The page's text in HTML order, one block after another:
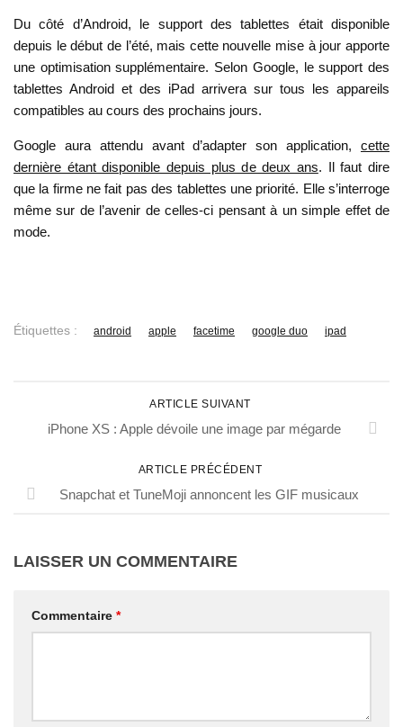
Du côté d’Android, le support des tablettes était disponible
depuis le début de l’été, mais cette nouvelle mise à jour apporte
une optimisation supplémentaire. Selon Google, le support des
tablettes Android et des iPad arrivera sur tous les appareils
compatibles au cours des prochains jours.
Google aura attendu avant d’adapter son application, cette
dernière étant disponible depuis plus de deux ans. Il faut dire
que la firme ne fait pas des tablettes une priorité. Elle s’interroge
même sur de l’avenir de celles-ci pensant à un simple effet de
mode.
Étiquettes : android apple facetime google duo ipad
ARTICLE SUIVANT
iPhone XS : Apple dévoile une image par mégarde
ARTICLE PRÉCÉDENT
Snapchat et TuneMoji annoncent les GIF musicaux
LAISSER UN COMMENTAIRE
Commentaire *